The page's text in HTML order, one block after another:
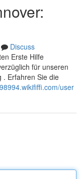
Discuss
Erste Hilfe
für unseren
. Erfahren Sie die
user